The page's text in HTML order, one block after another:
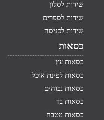
שידות לסלון
שידות לספרים
שידות לכניסה
כסאות
כסאות עץ
כסאות לפינת אוכל
כסאות גבוהים
כסאות בד
כסאות מטבח